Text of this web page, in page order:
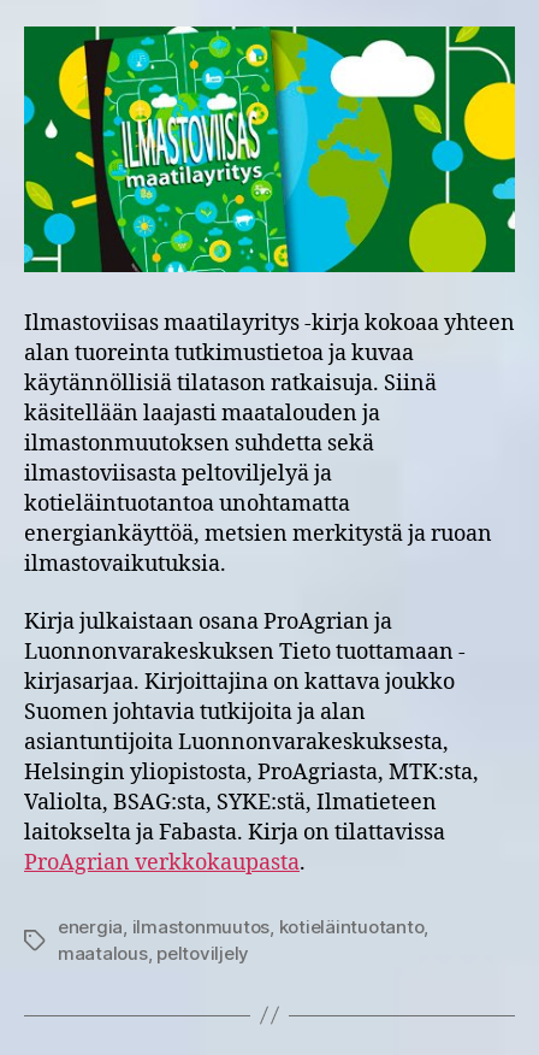
kirja
on
Ilmastoviisas maatilayritys -kirja kokoaa yhteen
alan tuoreinta tutkimustietoa ja kuvaa
käytännöllisiä tilatason ratkaisuja. Siinä
käsitellään laajasti maatalouden ja
ilmastonmuutoksen suhdetta sekä
ilmastoviisasta peltoviljelyä ja
kotieläintuotantoa unohtamatta
energiankäyttöä, metsien merkitystä ja ruoan
ilmastovaikutuksia.
Kirja julkaistaan osana ProAgrian ja
Luonnonvarakeskuksen Tieto tuottamaan -
kirjasarjaa. Kirjoittajina on kattava joukko
Suomen johtavia tutkijoita ja alan
asiantuntijoita Luonnonvarakeskuksesta,
Helsingin yliopistosta, ProAgriasta, MTK:sta,
Valiolta, BSAG:sta, SYKE:stä, Ilmatieteen
laitokselta ja Fabasta. Kirja on tilattavissa
ProAgrian verkkokaupasta.
Avainsanat
energia ilmastonmuutos kotieläintuotanto,
maatalous, peltoviljely